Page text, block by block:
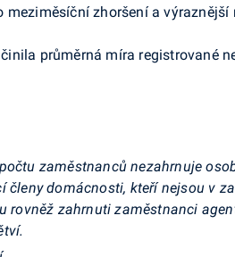
meziměsíční zhoršení a
průměrná míra registrované
zaměstnanců nezahrnuje
členy domácnosti, kteří nejsou v
rovněž zahrnuti zaměstnanci